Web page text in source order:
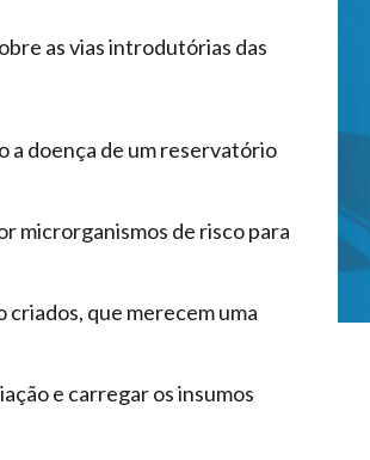
as vias introdutórias das
a doença de um reservatório
microrganismos de risco para
criados, que merecem uma
e carregar os insumos